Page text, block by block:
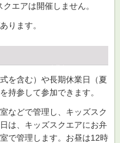
エアは開催しません。
ります。
を含む）や長期休業日（夏
持参して参加できます。
などで管理し、キッズスク
は、キッズスクエアにお弁
で管理します。お昼は12時